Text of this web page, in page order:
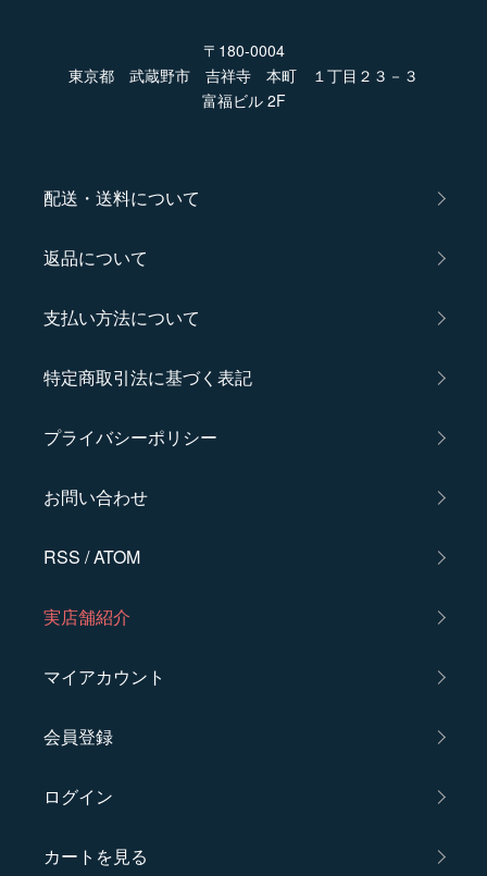
〒180-0004
東京都 武蔵野市 吉祥寺 本町 １丁目２３－３
富福ビル 2F
配送・送料について
返品について
支払い方法について
特定商取引法に基づく表記
プライバシーポリシー
お問い合わせ
RSS /ATOM
実店舗紹介
マイアカウント
会員登録
ログイン
カートを見る